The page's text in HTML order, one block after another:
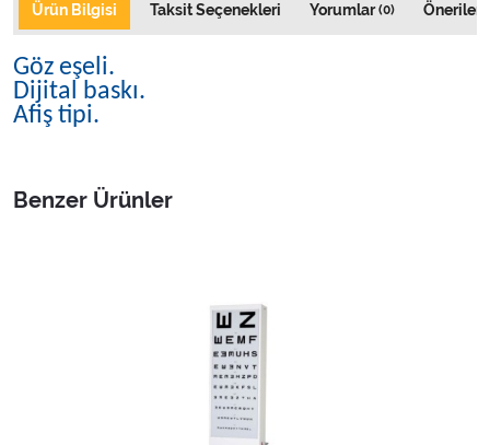
Ürün Bilgisi Taksit Seçenekleri Yorumlar(0)
Göz eşeli.
Dijital baskı.
Afiş tipi.
Benzer Ürünler